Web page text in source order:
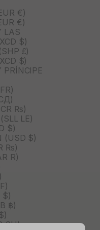
€)
€)
LAS
$)
£)
$)
PRÍNCIPE
₨)
LE)
$)
(USD $)
₨)
R)
$)
฿)
SH)